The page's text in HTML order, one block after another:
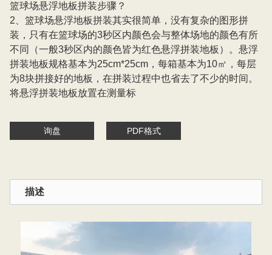
篮球场悬浮地板拼装步骤？
2、篮球场悬浮地板拼装其实很简单，没有复杂的图形拼
装，只有在篮球场的3秒区内颜色会与整体场地的颜色有所
不同（一般3秒区内的颜色皆为红色悬浮拼装地板）。悬浮
拼装地板规格基本为25cm*25cm，每箱基本为10㎡，每层
为8块拼接好的地板，在拼装过程中也省去了不少的时间。
将悬浮拼装地板放置在测量标
询盘 PDF格式
描述